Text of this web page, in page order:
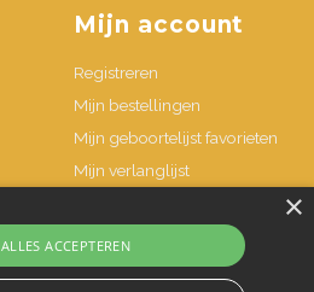
Mijn account
Registreren
Mijn bestellingen
Mijn geboortelijst favorieten
Mijn verlanglijst
×
ALLES ACCEPTEREN